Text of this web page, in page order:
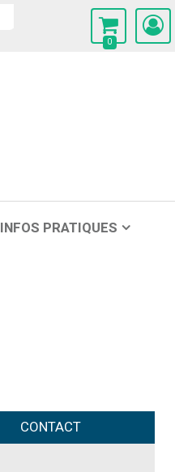
0
INFOS PRATIQUES
CONTACT